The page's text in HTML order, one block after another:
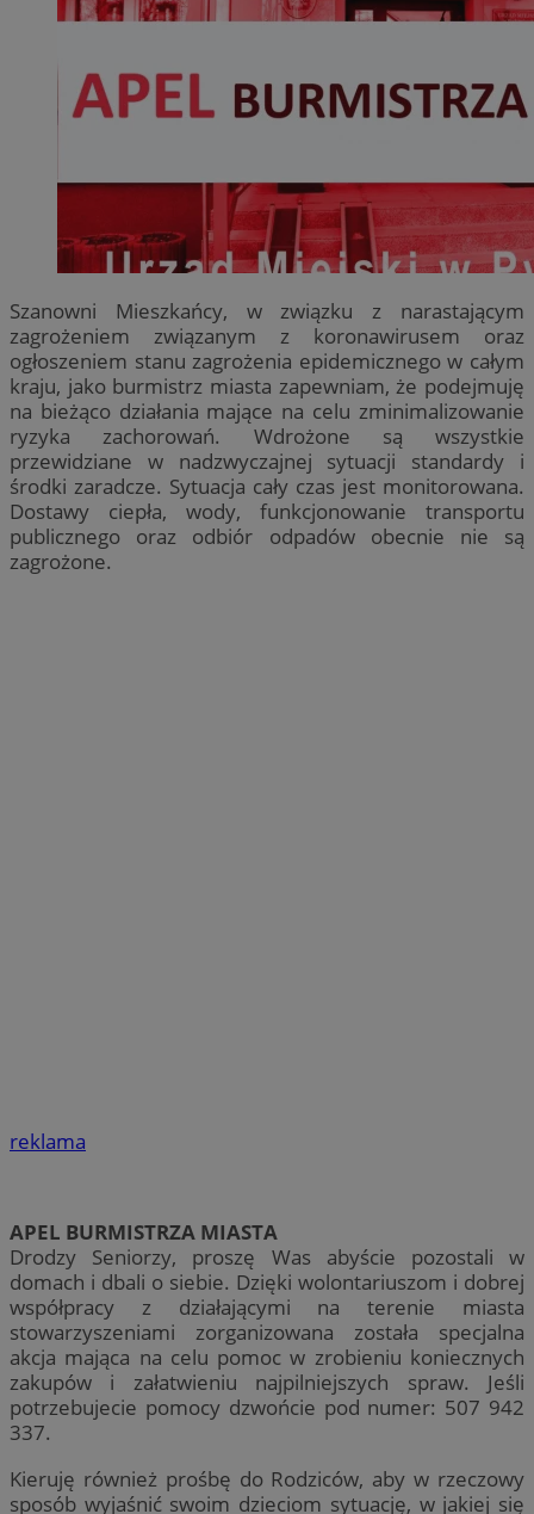
Szanowni Mieszkańcy, w związku z narastającym
zagrożeniem związanym z koronawirusem oraz
ogłoszeniem stanu zagrożenia epidemicznego w całym
kraju, jako burmistrz miasta zapewniam, że podejmuję
na bieżąco działania mające na celu zminimalizowanie
ryzyka zachorowań. Wdrożone są wszystkie
przewidziane w nadzwyczajnej sytuacji standardy i
środki zaradcze. Sytuacja cały czas jest monitorowana.
Dostawy ciepła, wody, funkcjonowanie transportu
publicznego oraz odbiór odpadów obecnie nie są
zagrożone.
reklama
APEL BURMISTRZA MIASTA
Drodzy Seniorzy, proszę Was abyście pozostali w
domach i dbali o siebie. Dzięki wolontariuszom i dobrej
współpracy z działającymi na terenie miasta
stowarzyszeniami zorganizowana została specjalna
akcja mająca na celu pomoc w zrobieniu koniecznych
zakupów i załatwieniu najpilniejszych spraw. Jeśli
potrzebujecie pomocy dzwońcie pod numer: 507 942
337.
Kieruję również prośbę do Rodziców, aby w rzeczowy
sposób wyjaśnić swoim dzieciom sytuację, w jakiej się